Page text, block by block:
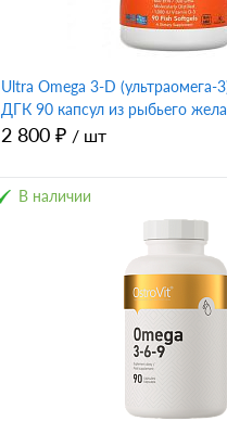
Ultra Omega 3-D
ДГК 90 капсул из рыбьего
2 800 ₽ / шт
В корзину
Купить в 1 клик
В наличии